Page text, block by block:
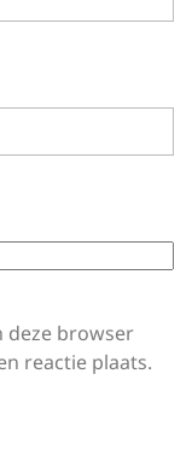
deze browser
reactie plaats.